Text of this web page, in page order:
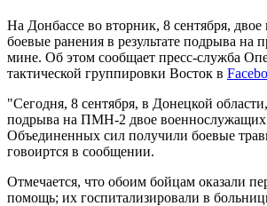
На Донбассе во вторник, 8 сентября,
боевые ранения в результате подрыва на
мине. Об этом сообщает пресс-служба
тактической группировки Восток в
"Сегодня, 8 сентября, в Донецкой области,
подрыва на ПМН-2 двое военнослужащих
Объединенных сил получили боевые
говоиртся в сообщении.
Отмечается, что обоим бойцам оказали
помощь; их госпитализировали в